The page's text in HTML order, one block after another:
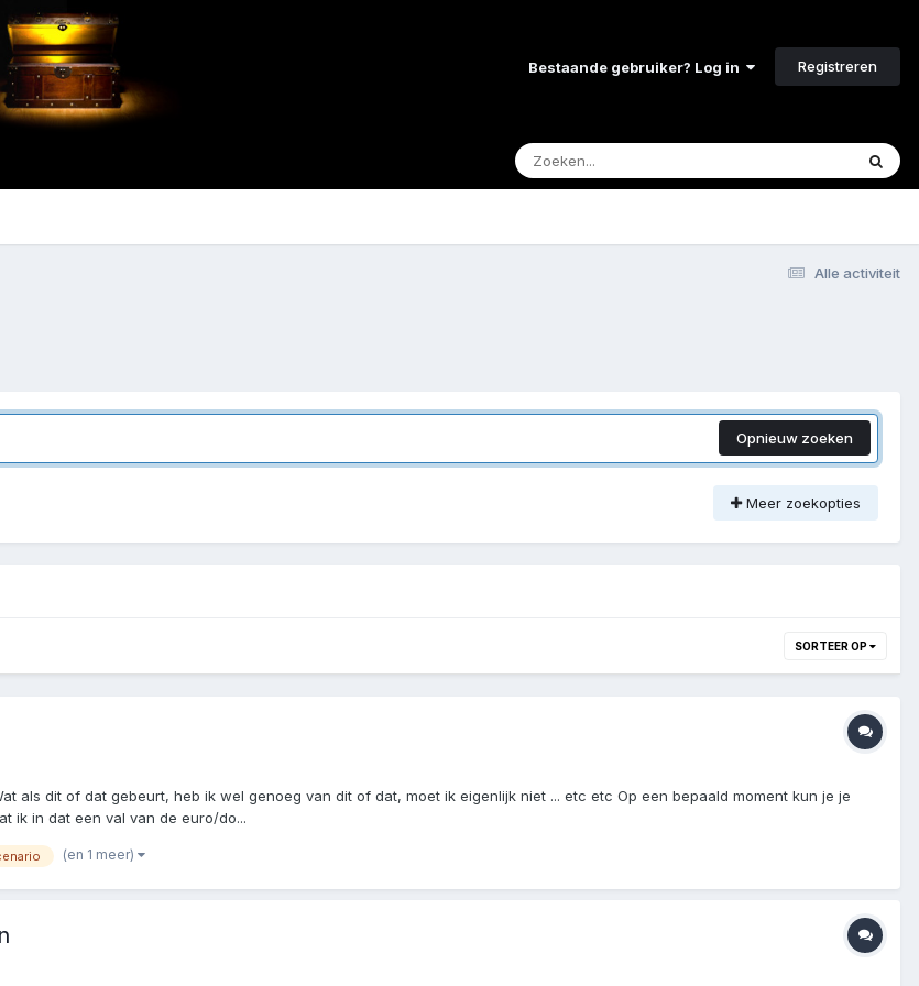
Bestaande gebruiker? Log in Registreren
Alle activiteit
Opnieuw zoeken
Meer zoekopties
SORTEER OP
als dit of dat gebeurt, heb ik wel genoeg van dit of dat, moet ik eigenlijk niet ... etc etc Op een bepaald moment kun je je
ik in dat een val van de euro/do...
(en 1 meer)